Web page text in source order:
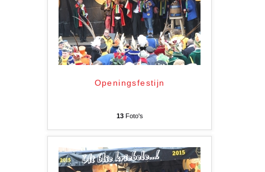
Openingsfestijn
13Foto's